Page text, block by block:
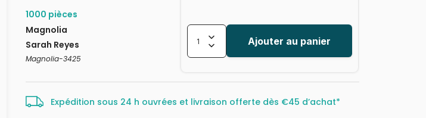
1000 pièces
Magnolia
Sarah Reyes
Magnolia-3425
Ajouter au panier
Expédition sous 24 h ouvrées et livraison offerte dès €45 d’achat*